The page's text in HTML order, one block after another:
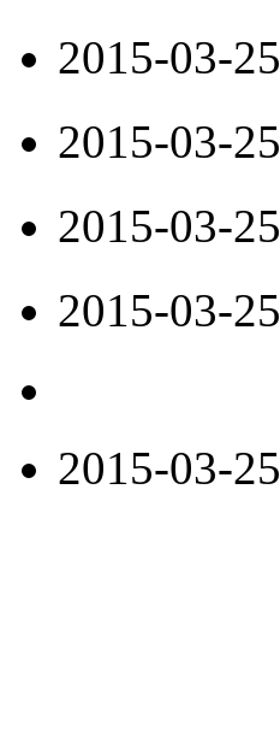
2015-03-25
2015-03-25
2015-03-25
2015-03-25
2015-03-25